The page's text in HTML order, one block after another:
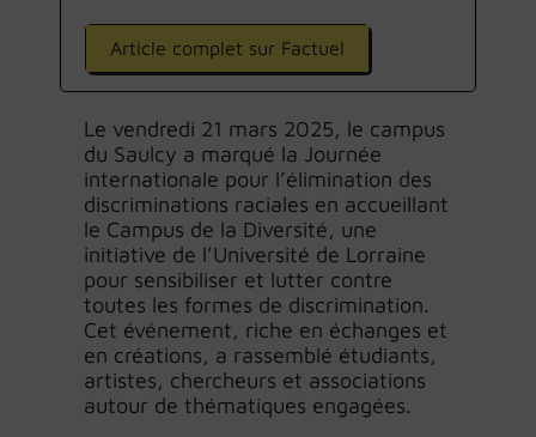
Article complet sur Factuel
Le vendredi 21 mars 2025, le campus
du Saulcy a marqué la Journée
internationale pour l’élimination des
discriminations raciales en accueillant
le Campus de la Diversité, une
initiative de l’Université de Lorraine
pour sensibiliser et lutter contre
toutes les formes de discrimination.
Cet événement, riche en échanges et
en créations, a rassemblé étudiants,
artistes, chercheurs et associations
autour de thématiques engagées.